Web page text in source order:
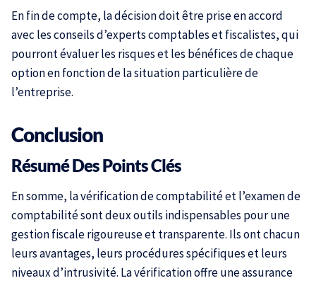
En fin de compte, la décision doit être prise en accord
avec les conseils d’experts comptables et fiscalistes, qui
pourront évaluer les risques et les bénéfices de chaque
option en fonction de la situation particulière de
l’entreprise.
Conclusion
Résumé Des Points Clés
En somme, la vérification de comptabilité et l’examen de
comptabilité sont deux outils indispensables pour une
gestion fiscale rigoureuse et transparente. Ils ont chacun
leurs avantages, leurs procédures spécifiques et leurs
niveaux d’intrusivité. La vérification offre une assurance